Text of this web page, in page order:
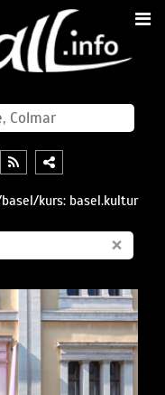
kurs: basel.kultur
×